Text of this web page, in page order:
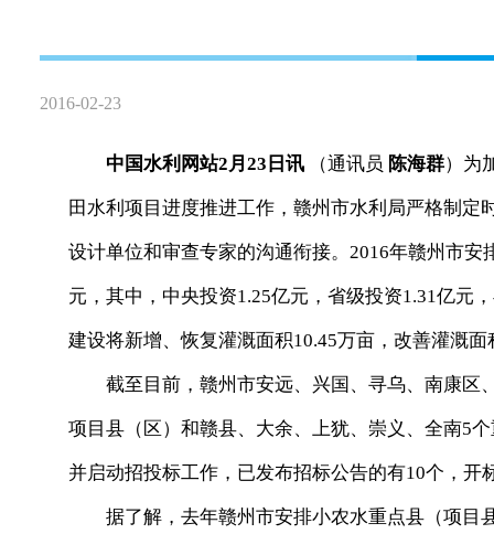
2016-02-23
中国水利网站2月23日讯 （通讯员 陈海群）为
田水利项目进度推进工作，赣州市水利局严格制
设计单位和审查专家的沟通衔接。2016年赣州市
元，其中，中央投资1.25亿元，省级投资1.31亿元
建设将新增、恢复灌溉面积10.45万亩，改善灌溉面
截至目前，赣州市安远、兴国、寻乌、南康区
项目县（区）和赣县、大余、上犹、崇义、全南5
并启动招投标工作，已发布招标公告的有10个，开
据了解，去年赣州市安排小农水重点县（项目